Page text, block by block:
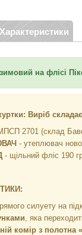
Характеристики
на флісі
Виріб
2701 (склад
- утеплювач
- щільний фліс 190
силуету на
, яка
комір з полотна